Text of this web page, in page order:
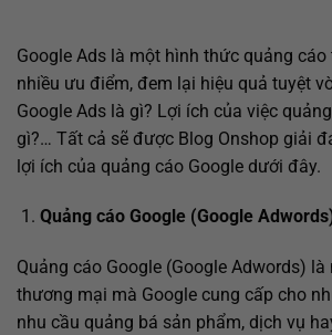
Google Ads là một hình thức quảng
nhiều ưu điểm, đem lại hiệu quả tuyệt
Google Ads là gì? Lợi ích của việc
gì?… Tất cả sẽ được Blog Onshop giải
lợi ích của quảng cáo Google dưới đây.
Quảng cáo Google (Google
Quảng cáo Google (Google Adwords)
thương mại mà Google cung cấp cho
nhu cầu quảng bá sản phẩm, dịch vụ